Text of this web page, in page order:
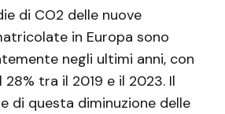
di CO2 delle nuove
in Europa sono
negli ultimi anni, con
tra il 2019 e il 2023. Il
di questa diminuzione delle